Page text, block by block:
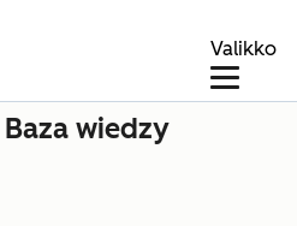
Valikko
Baza wiedzy